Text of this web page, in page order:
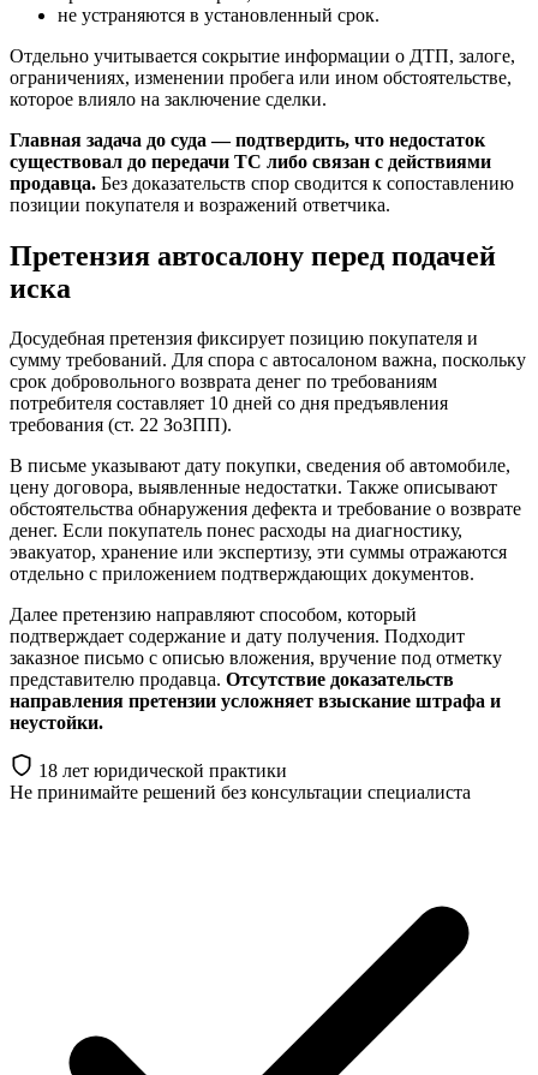
не устраняются в установленный срок.
Отдельно учитывается сокрытие информации о ДТП, залоге,
ограничениях, изменении пробега или ином обстоятельстве,
которое влияло на заключение сделки.
Главная задача до суда — подтвердить, что недостаток
существовал до передачи ТС либо связан с действиями
продавца. Без доказательств спор сводится к сопоставлению
позиции покупателя и возражений ответчика.
Претензия автосалону перед подачей
иска
Досудебная претензия фиксирует позицию покупателя и
сумму требований. Для спора с автосалоном важна, поскольку
срок добровольного возврата денег по требованиям
потребителя составляет 10 дней со дня предъявления
требования (ст. 22 ЗоЗПП).
В письме указывают дату покупки, сведения об автомобиле,
цену договора, выявленные недостатки. Также описывают
обстоятельства обнаружения дефекта и требование о возврате
денег. Если покупатель понес расходы на диагностику,
эвакуатор, хранение или экспертизу, эти суммы отражаются
отдельно с приложением подтверждающих документов.
Далее претензию направляют способом, который
подтверждает содержание и дату получения. Подходит
заказное письмо с описью вложения, вручение под отметку
представителю продавца. Отсутствие доказательств
направления претензии усложняет взыскание штрафа и
неустойки.
18 лет юридической практики
Не принимайте решений без консультации специалиста